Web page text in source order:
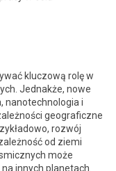
kluczową rolę w
Jednakże, nowe
nanotechnologia i
geograficzne
rozwój
od ziemi
może
innych planetach.